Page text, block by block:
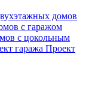
домов
с гаражом
с цокольным
гаража Проект